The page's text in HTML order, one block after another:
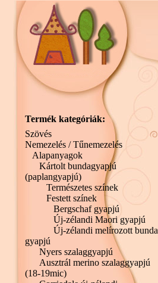
Termék kategóriák:
Szövés
Nemezelés / Tűnemezelés
Alapanyagok
Kártolt bundagyapjú
(paplangyapjú)
Természetes színek
Festett színek
Bergschaf gyapjú
Új-zélandi Maori gyapjú
Új-zélandi melírozott bunda
gyapjú
Nyers szalaggyapjú
Ausztrál merino szalaggyapjú
(18-19mic)